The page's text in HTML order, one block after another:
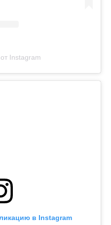
Instagram
в Instagram